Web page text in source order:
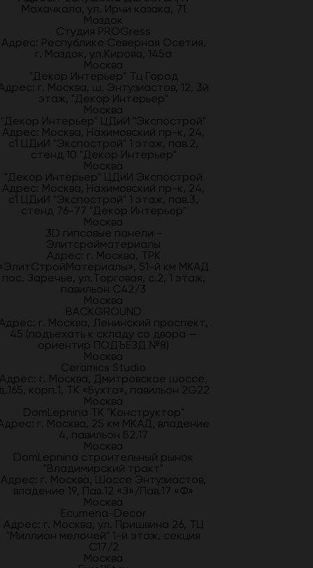
Махачкала, ул. Ирчи казака, 71
Моздок
Студия PROGress
Адрес: Республике Северная Осетия,
г. Моздок, ул.Кирова, 145а
Москва
"Декор Интерьер" Тц Город
г. Москва, ш. Энтузиастов, 12, 3й
этаж, "Декор Интерьер"
Москва
"Декор Интерьер" ЦДиИ "Экспострой"
Адрес: Москва, Нахимовский пр-к, 24,
с1 ЦДиИ "Экспострой" 1 этаж, пав.2,
стенд 10 "Декор Интерьер"
Москва
"Декор Интерьер" ЦДиИ Экспострой
Адрес: Москва, Нахимовский пр-к, 24,
с1 ЦДиИ "Экспострой" 1 этаж, пав.3,
стенд 76-77 "Декор Интерьер"
Москва
3D гипсовые панели -
Элитсройматериалы
Адрес: г. Москва, ТРК
51-й км МКАД
пос. Заречье, ул.Торговая, с.2, 1 этаж,
павильон С42/3
Москва
BACKGROUND
г. Москва, Ленинский проспект,
45 (подъехать к складу со двора —
ориентир ПОДЪЕЗД №8)
Москва
Ceramics Studio
Адрес: г. Москва, Дмитровское шоссе,
корп.1, ТК «Бухта», павильон 2G22
Москва
DomLepnina ТК "Конструктор"
г. Москва, 25 км МКАД, владение
4, павильон Б2.17
Москва
DomLepnina строительный рынок
"Владимирский тракт"
Адрес: г. Москва, Шоссе Энтузиастов,
владение 19, Пав.12 «З»/Пав.17 «Ф»
Москва
Ecumena-Decor
Адрес: г. Москва, ул. Пришвина 26, ТЦ
"Миллион мелочей" 1-й этаж, секция
С17/2
Москва